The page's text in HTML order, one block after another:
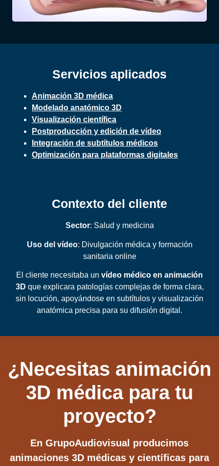
Servicios aplicados
Animación 3D médica
Modelado anatómico 3D
Visualización científica
Postproducción y edición de vídeo
Integración de subtítulos médicos
Optimización para plataformas digitales
Contexto del cliente
Sector: Salud y medicina
Uso del vídeo: Divulgación médica y formación
sanitaria online
El cliente necesitaba un vídeo médico en animación
3D que explicara patologías complejas de forma clara,
sin locución, apoyándose en subtítulos y visualización
anatómica precisa para su difusión digital.
¿Necesitas animación
3D médica para tu
proyecto?
En GrupoAudiovisual producimos
animaciones 3D médicas y científicas para